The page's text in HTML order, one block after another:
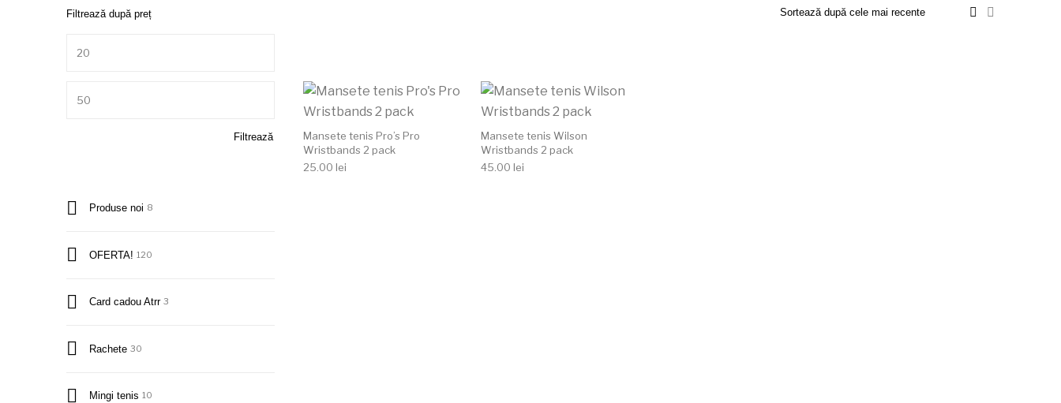
Filtrează după preț
Filtrează
Produse noi 8
OFERTA! 120
Card cadou Atrr 3
Rachete 30
Mingi tenis 10
Mansete tenis Pro’s Pro
Wristbands 2 pack
25.00 lei
Mansete tenis Wilson
Wristbands 2 pack
45.00 lei